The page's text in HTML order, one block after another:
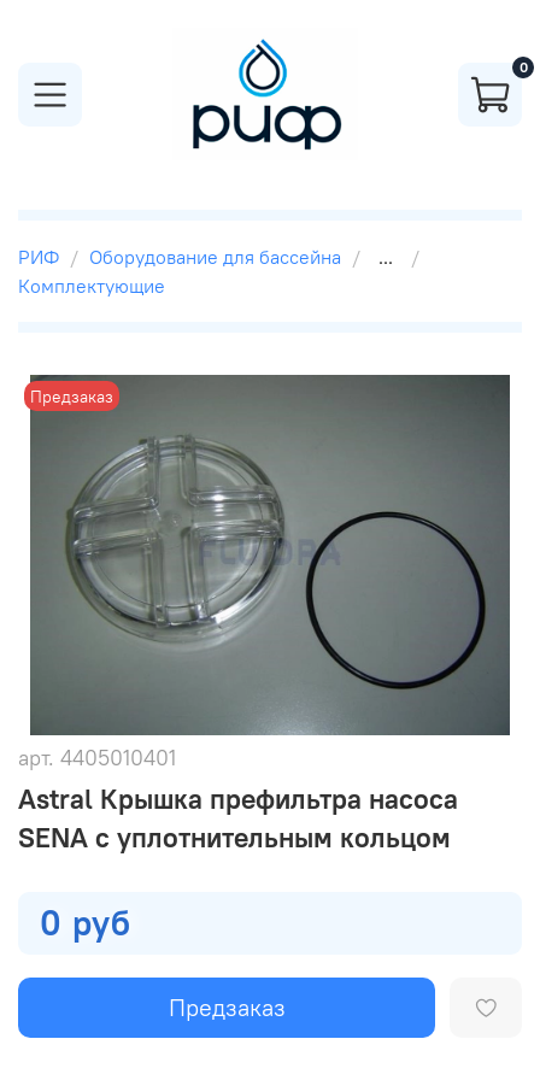
0
РИФ Оборудование для бассейна
...
Комплектующие
Предзаказ
арт. 4405010401
Astral Крышка префильтра насоса
SENA с уплотнительным кольцом
0 руб
Предзаказ